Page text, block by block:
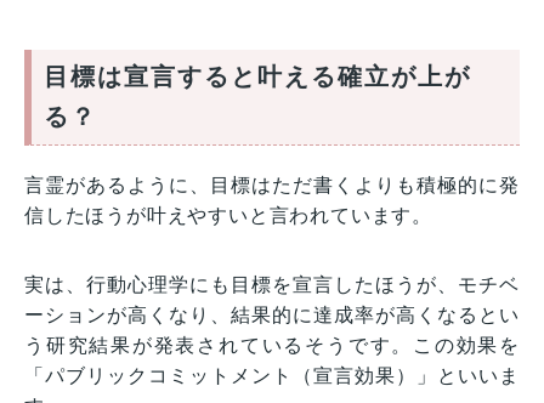
目標は宣言すると叶える確立が上が
る？
言霊があるように、目標はただ書くよりも積極的に発
信したほうが叶えやすいと言われています。
実は、行動心理学にも目標を宣言したほうが、モチベ
ーションが高くなり、結果的に達成率が高くなるとい
う研究結果が発表されているそうです。この効果を
「パブリックコミットメント（宣言効果）」といいま